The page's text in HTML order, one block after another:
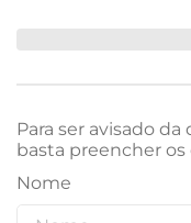
Para ser avisado
basta preencher os